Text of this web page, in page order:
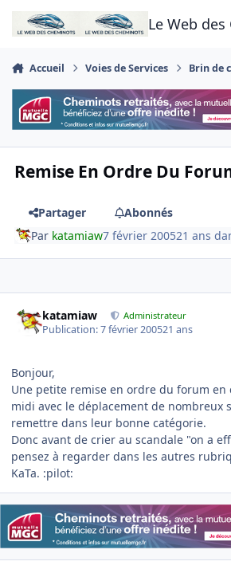
Aller au contenu
Le Web
Accueil Voies de Services Brin de
Remise En Ordre Du
Partager
Abonnés
Par katamiaw7 février 200521 ans
katamiaw Administrateur
Publication:7 février 200521 ans
Bonjour,
Une petite remise en ordre du forum en
midi avec le déplacement de nombreux
remettre dans leur bonne catégorie.
Donc avant de crier au scandale "on a
pensez à regarder dans les autres
KaTa. :pilot: